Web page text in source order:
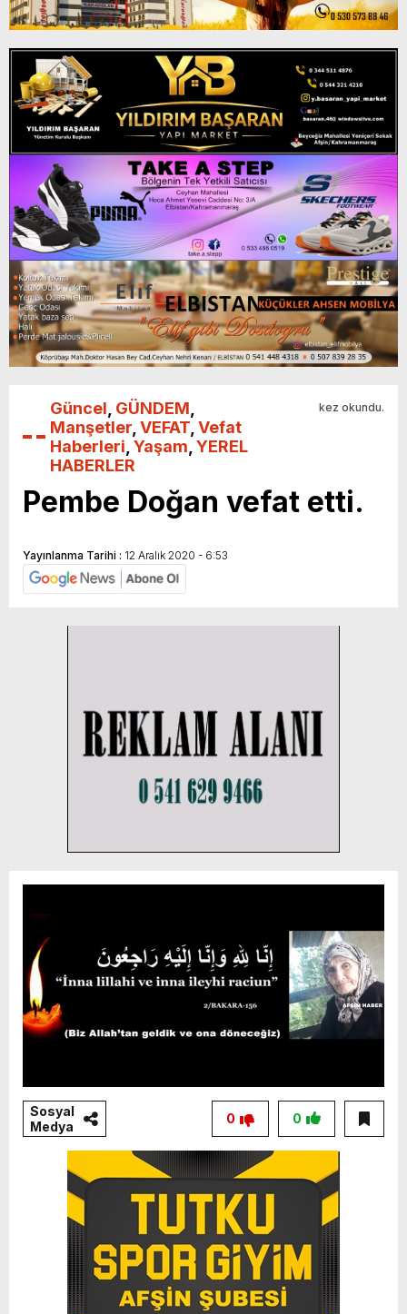
Güncel GÜNDEM
Manşetler VEFAT Vefat
Haberleri Yaşam YEREL
HABERLER
kez okundu.
Pembe Doğan vefat etti.
Yayınlanma Tarihi : 12 Aralık 2020 - 6:53
Sosyal
Medya
0
0